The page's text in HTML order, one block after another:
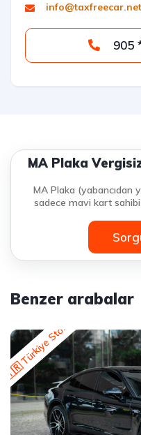
info@taxfreecar.net
MA Plaka
MA Plaka (yabancıdan
sadece mavi kart
Benzer arabalar
🇹🇷 Türkiye Stok